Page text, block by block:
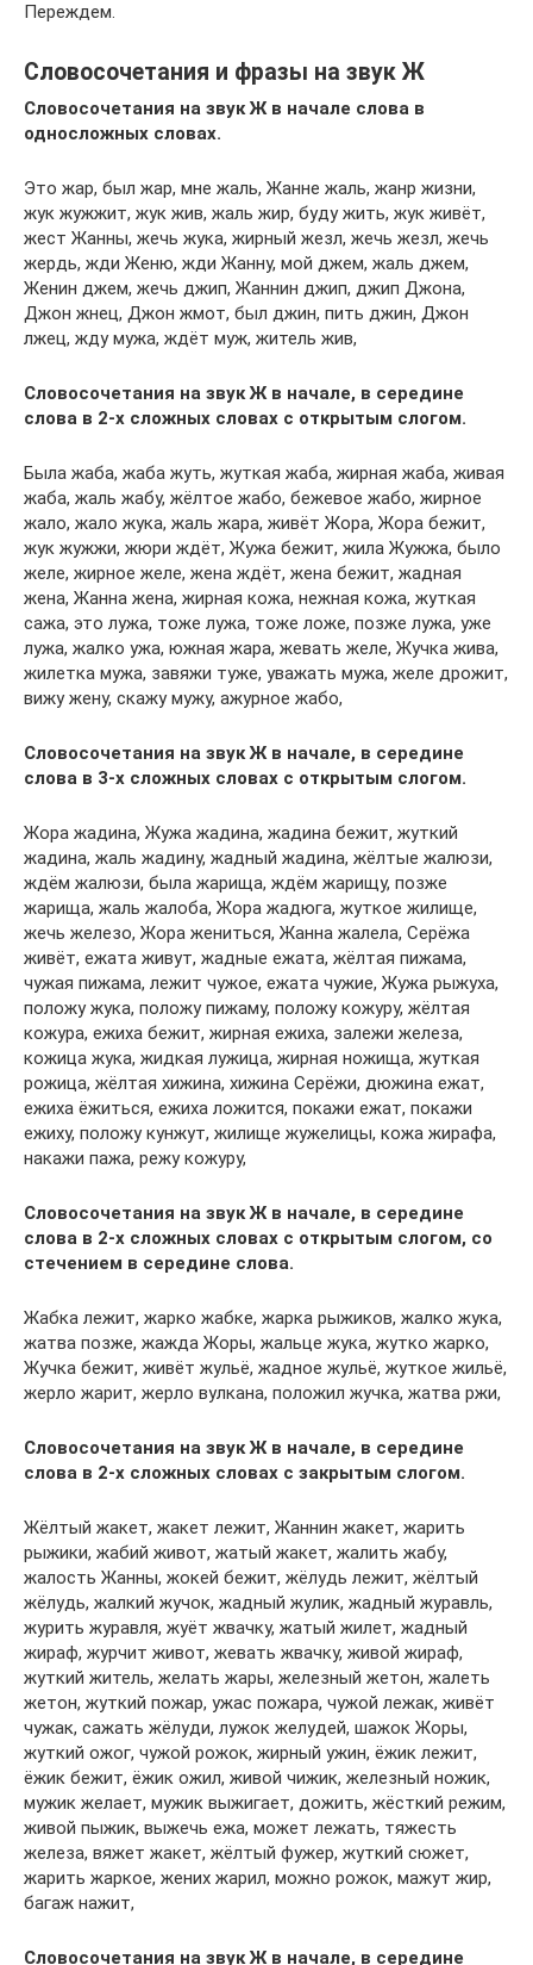
Переждем.
Словосочетания и фразы на звук Ж
Словосочетания на звук Ж в начале слова в
односложных словах.
Это жар, был жар, мне жаль, Жанне жаль, жанр жизни,
жук жужжит, жук жив, жаль жир, буду жить, жук живёт,
жест Жанны, жечь жука, жирный жезл, жечь жезл, жечь
жердь, жди Женю, жди Жанну, мой джем, жаль джем,
Женин джем, жечь джип, Жаннин джип, джип Джона,
Джон жнец, Джон жмот, был джин, пить джин, Джон
лжец, жду мужа, ждёт муж, житель жив,
Словосочетания на звук Ж в начале, в середине
слова в 2-х сложных словах с открытым слогом.
Была жаба, жаба жуть, жуткая жаба, жирная жаба, живая
жаба, жаль жабу, жёлтое жабо, бежевое жабо, жирное
жало, жало жука, жаль жара, живёт Жора, Жора бежит,
жук жужжи, жюри ждёт, Жужа бежит, жила Жужжа, было
желе, жирное желе, жена ждёт, жена бежит, жадная
жена, Жанна жена, жирная кожа, нежная кожа, жуткая
сажа, это лужа, тоже лужа, тоже ложе, позже лужа, уже
лужа, жалко ужа, южная жара, жевать желе, Жучка жива,
жилетка мужа, завяжи туже, уважать мужа, желе дрожит,
вижу жену, скажу мужу, ажурное жабо,
Словосочетания на звук Ж в начале, в середине
слова в 3-х сложных словах с открытым слогом.
Жора жадина, Жужа жадина, жадина бежит, жуткий
жадина, жаль жадину, жадный жадина, жёлтые жалюзи,
ждём жалюзи, была жарища, ждём жарищу, позже
жарища, жаль жалоба, Жора жадюга, жуткое жилище,
жечь железо, Жора жениться, Жанна жалела, Серёжа
живёт, ежата живут, жадные ежата, жёлтая пижама,
чужая пижама, лежит чужое, ежата чужие, Жужа рыжуха,
положу жука, положу пижаму, положу кожуру, жёлтая
кожура, ежиха бежит, жирная ежиха, залежи железа,
кожица жука, жидкая лужица, жирная ножища, жуткая
рожица, жёлтая хижина, хижина Серёжи, дюжина ежат,
ежиха ёжиться, ежиха ложится, покажи ежат, покажи
ежиху, положу кунжут, жилище жужелицы, кожа жирафа,
накажи пажа, режу кожуру,
Словосочетания на звук Ж в начале, в середине
слова в 2-х сложных словах с открытым слогом, со
стечением в середине слова.
Жабка лежит, жарко жабке, жарка рыжиков, жалко жука,
жатва позже, жажда Жоры, жальце жука, жутко жарко,
Жучка бежит, живёт жульё, жадное жульё, жуткое жильё,
жерло жарит, жерло вулкана, положил жучка, жатва ржи,
Словосочетания на звук Ж в начале, в середине
слова в 2-х сложных словах с закрытым слогом.
Жёлтый жакет, жакет лежит, Жаннин жакет, жарить
рыжики, жабий живот, жатый жакет, жалить жабу,
жалость Жанны, жокей бежит, жёлудь лежит, жёлтый
жёлудь, жалкий жучок, жадный жулик, жадный журавль,
журить журавля, жуёт жвачку, жатый жилет, жадный
жираф, журчит живот, жевать жвачку, живой жираф,
жуткий житель, желать жары, железный жетон, жалеть
жетон, жуткий пожар, ужас пожара, чужой лежак, живёт
чужак, сажать жёлуди, лужок желудей, шажок Жоры,
жуткий ожог, чужой рожок, жирный ужин, ёжик лежит,
ёжик бежит, ёжик ожил, живой чижик, железный ножик,
мужик желает, мужик выжигает, дожить, жёсткий режим,
живой пыжик, выжечь ежа, может лежать, тяжесть
железа, вяжет жакет, жёлтый фужер, жуткий сюжет,
жарить жаркое, жених жарил, можно рожок, мажут жир,
багаж нажит,
Словосочетания на звук Ж в начале, в середине